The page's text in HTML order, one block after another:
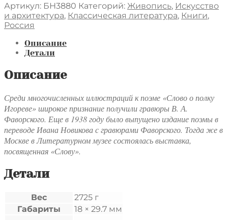
Артикул: БН3880 Категорий: Живопись, Искусство
и архитектура, Классическая литература, Книги,
Россия
Описание
Детали
Описание
Среди многочисленных иллюстраций к поэме «Слово о полку
Игореве» широкое признание получили гравюры В. А.
Фаворского. Еще в 1938 году было выпущено издание поэмы в
переводе Ивана Новикова с гравюрами Фаворского. Тогда же в
Москве в Литературном музее состоялась выставка,
посвященная «Слову».
Детали
Вес
2725 г
Габариты
18 × 29.7 мм